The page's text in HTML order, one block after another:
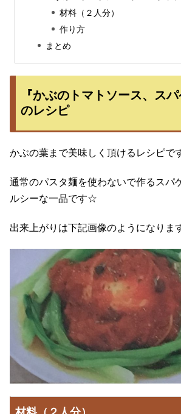
材料（２人分）
作り方
まとめ
『かぶのトマトソース、スパ
のレシピ
かぶの葉まで美味しく頂けるレシピで
通常のパスタ麺を使わないで作るスパ
ルシーな一品です☆
出来上がりは下記画像のようになりま